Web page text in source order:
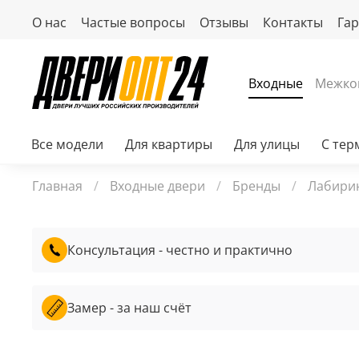
О нас Частые вопросы Отзывы Контакты
Входные
Все модели Для квартиры Для улицы С
Главная Входные двери Бренды
Консультация - честно и практично
Замер - за наш счёт